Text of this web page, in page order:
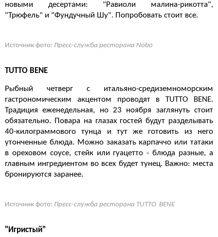
новыми десертами: "Равиоли малина-рикотта",
"Трюфель" и "Фундучный Шу". Попробовать стоит все.
Источник фото: Пресс-служба ресторана Nobo
TUTTO BENE
Рыбный четверг с итальяно-средиземноморским
гастрономическим акцентом проводят в TUTTO BENE.
Традиция еженедельная, но 23 ноября заглянуть стоит
обязательно. Повара на глазах гостей будут разделывать
40-килограммового тунца и тут же готовить из него
утонченные блюда. Можно заказать карпаччо или татаки
в ореховом соусе, стейк или гуацетто - блюда разные, а
главным ингредиентом во всех будет тунец. Важно: места
бронируются заранее.
Источник фото: Пресс-служба ресторана TUTTO BENE
"Игристый"